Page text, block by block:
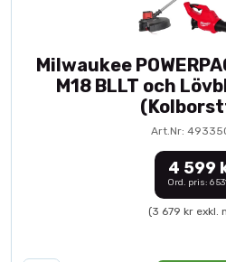
Milwaukee
M18 BLLT och
Art.Nr:
4 599
Ord. pris: 6
(3 679 kr exkl.